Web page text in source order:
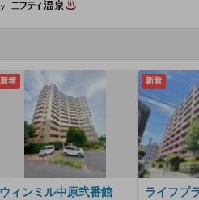
新着
ウィンミル中原弐番館
新着
ライフプ